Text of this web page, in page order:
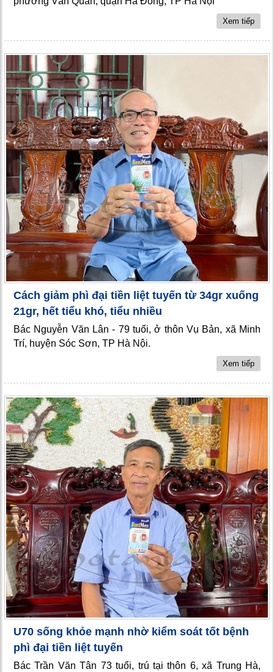
Xem tiếp
Cách giảm phì đại tiền liệt tuyến từ 34gr xuống
21gr, hết tiểu khó, tiểu nhiều
Bác Nguyễn Văn Lân - 79 tuổi, ở thôn Vụ Bản, xã Minh
Trí, huyện Sóc Sơn, TP Hà Nội.
Xem tiếp
U70 sống khỏe mạnh nhờ kiểm soát tốt bệnh
phì đại tiền liệt tuyến
Bác Trần Văn Tân 73 tuổi, trú tại thôn 6, xã Trung Hà,